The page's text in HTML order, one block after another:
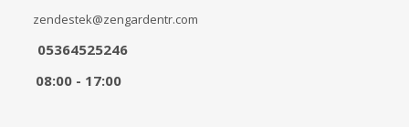
zendestek@zengardentr.com
05364525246
08:00 - 17:00